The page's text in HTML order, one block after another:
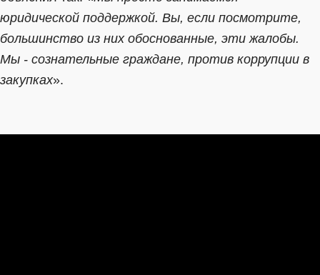
юридической поддержкой. Вы, если посмотрите,
большинство из них обоснованные, эти жалобы.
Мы - сознательные граждане, против коррупции в
закупках».